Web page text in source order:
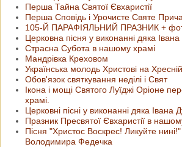
Перша Тайна Святої Євхаристії
Перша Сповідь і Урочисте Святе
105-Й ПАРАФІЯЛЬНИЙ ПРАЗНИК +
Церковна пісня у виконанні дяка Івана
Страсна Субота в нашому храмі
Мандрівка Креховом
Українська молодь Христові на
Обов'язок святкування неділі і Свят
Ікона і мощі Святого Луїджі Оріоне
храмі.
Церковні пісні у виконанні дяка Івана
Празник Пресвятої Євхаристії в
Пісня "Христос Воскрес! Ликуйте
Володимира Федечка